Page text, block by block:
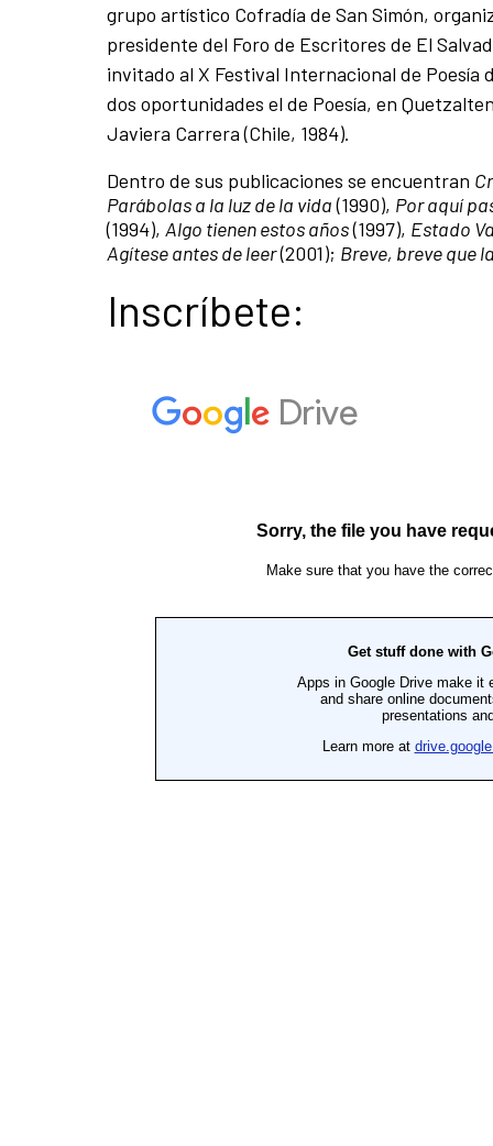
grupo artístico Cofradía de San Simón,
presidente del Foro de Escritores de El
invitado al X Festival Internacional de
dos oportunidades el de Poesía, en
Javiera Carrera (Chile, 1984).
Dentro de sus publicaciones se encuentran
Parábolas a la luz de la vida(1990), Por aquí
(1994), Algo tienen estos años(1997), Estado
Agítese antes de leer(2001); Breve, breve que
Inscríbete: